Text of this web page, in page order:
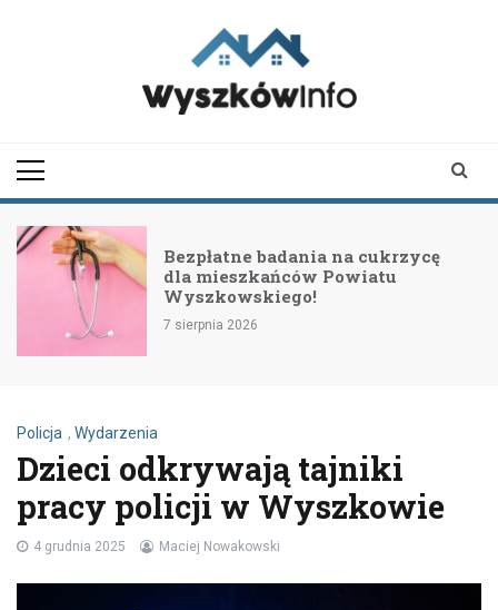
Bezpłatne badania na cukrzycę
dla mieszkańców Powiatu
Wyszkowskiego!
7 sierpnia 2026
Policja , Wydarzenia
Dzieci odkrywają tajniki
pracy policji w Wyszkowie
4 grudnia 2025 Maciej Nowakowski